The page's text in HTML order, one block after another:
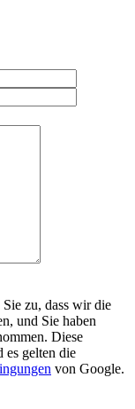
zu, dass wir die
und Sie haben
Diese
es gelten die
von Google.